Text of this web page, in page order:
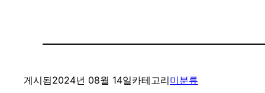
게시됨2024년 08월 14일카테고리미분류